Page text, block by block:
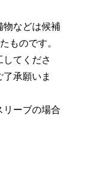
物などは候補
ものです。
てくださ
承願いま
リーブの場合